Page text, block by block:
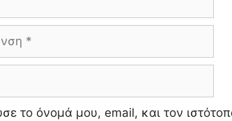
το όνομά μου, email, και τον